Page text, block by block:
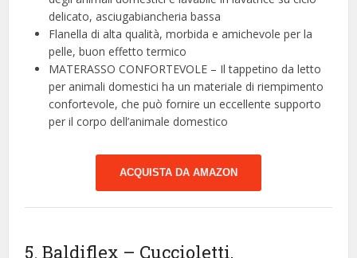
delicato, asciugabiancheria bassa
Flanella di alta qualità, morbida e amichevole per la
pelle, buon effetto termico
MATERASSO CONFORTEVOLE – Il tappetino da letto
per animali domestici ha un materiale di riempimento
confortevole, che può fornire un eccellente supporto
per il corpo dell’animale domestico
ACQUISTA DA AMAZON
5. Baldiflex – Cuccioletti,